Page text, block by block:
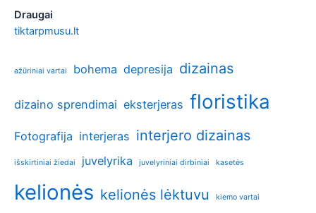
Draugai
tiktarpmusu.lt
ažūriniai vartai bohema depresija dizainas
dizaino sprendimai eksterjeras floristika
Fotografija interjeras interjero dizainas
išskirtiniai žiedai juvelyrika juvelyriniai dirbiniai kasetės
kelionės kelionės lėktuvu kiemo vartai